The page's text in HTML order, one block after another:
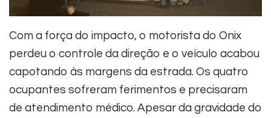
Com a força do impacto, o motorista do Onix
perdeu o controle da direção e o veículo acabou
capotando às margens da estrada. Os quatro
ocupantes sofreram ferimentos e precisaram
de atendimento médico. Apesar da gravidade do